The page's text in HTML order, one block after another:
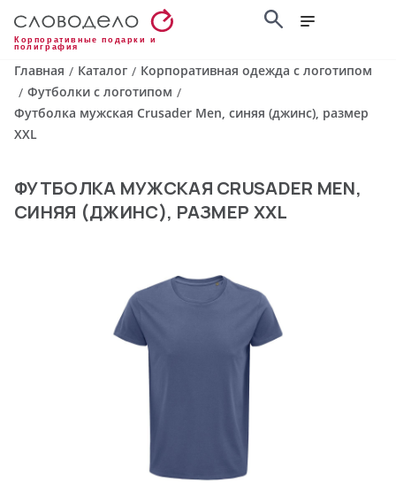
Корпоративные подарки и
полиграфия
Главная / Каталог / Корпоративная одежда с логотипом
/ Футболки с логотипом /
Футболка мужская Crusader Men, синяя (джинс), размер
XXL
ФУТБОЛКА МУЖСКАЯ CRUSADER MEN,
СИНЯЯ (ДЖИНС), РАЗМЕР XXL